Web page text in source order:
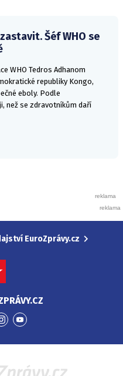
Šéf WHO se
WHO Tedros Adhanom
republiky Kongo,
eboly. Podle
než se zdravotníkům daří
EuroZprávy.cz
Přejít
Instagram
Přejít
YouTube